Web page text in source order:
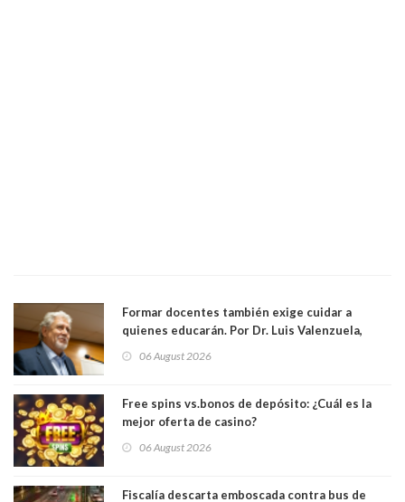
Formar docentes también exige cuidar a
quienes educarán. Por Dr. Luis Valenzuela,
Académicos U. Católica Silva Henríquez
06 August 2026
Free spins vs.bonos de depósito: ¿Cuál es la
mejor oferta de casino?
06 August 2026
Fiscalía descarta emboscada contra bus de